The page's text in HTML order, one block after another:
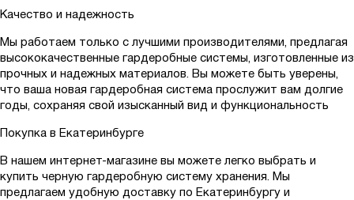
Качество и надежность
Мы работаем только с лучшими производителями, предлагая
высококачественные гардеробные системы, изготовленные из
прочных и надежных материалов. Вы можете быть уверены,
что ваша новая гардеробная система прослужит вам долгие
годы, сохраняя свой изысканный вид и функциональность
Покупка в Екатеринбурге
В нашем интернет-магазине вы можете легко выбрать и
купить черную гардеробную систему хранения. Мы
предлагаем удобную доставку по Екатеринбургу и